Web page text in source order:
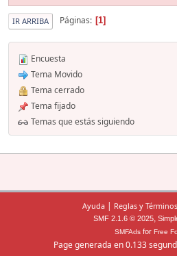
IR ARRIBA Páginas 1
Encuesta
Tema Movido
Tema cerrado
Tema fijado
Temas que estás siguiendo
Ayuda | Reglas y Términos
SMF 2.1.6 © 2025,
SMFAdsfor Free
Page generada en 0.133